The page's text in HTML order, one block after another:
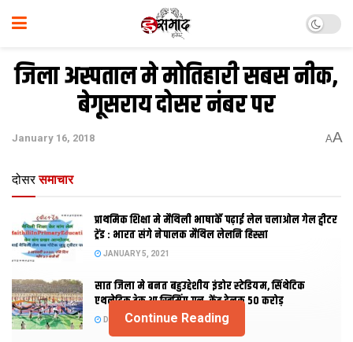
जिला अस्‍पताल मे मोतिहारी सबस नीक,
बेगूसराय दोसर नंबर पर
January 16, 2018 AA
दोसर समाचार
प्राथमिक शि‍क्षा मे मैथि‍ली भाषाकेँ पढ़ाई लेल चलाओल गेल ट्वीटर
ट्रेंड : भारत संगे नेपालक मैथिल लेलनि हिस्सा
JANUARY 5, 2021
सात जिला मे बनत बहुउद्देशीय इंडोर स्‍टेडि‍यम, सिंथेटिक
एथलेटिक ट्रेक आ स्विमिंग पुल, केंद्र देलक 50 करोड़
DECEMBER 26, 2020
Continue Reading